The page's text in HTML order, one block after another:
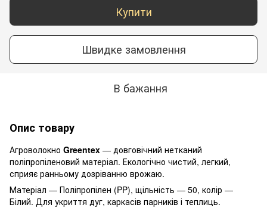
Купити
Швидке замовлення
В бажання
Опис товару
Агроволокно Greentex — довговічний нетканий
поліпропіленовий матеріал. Екологічно чистий, легкий,
сприяє ранньому дозріванню врожаю.
Матеріал — Поліпропілен (PP), щільність — 50, колір —
Білий. Для укриття дуг, каркасів парників і теплиць.